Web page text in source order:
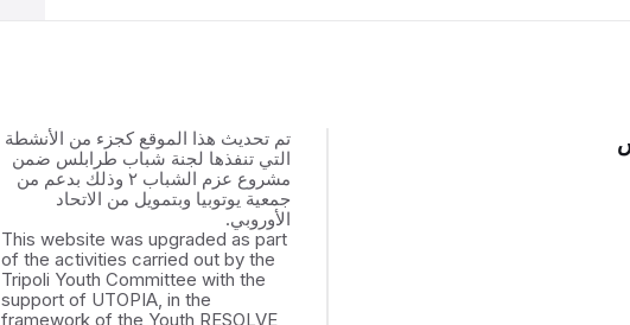
تم تحديث هذا الموقع كجزء من الأنشطة
التي تنفذها لجنة شباب طرابلس ضمن
مشروع عزم الشباب ٢ وذلك بدعم من
جمعية يوتوبيا وبتمويل من الاتحاد
الأوروبي.
This website was upgraded as part
of the activities carried out by the
Tripoli Youth Committee with the
support of UTOPIA, in the
framework of the Youth RESOLVE